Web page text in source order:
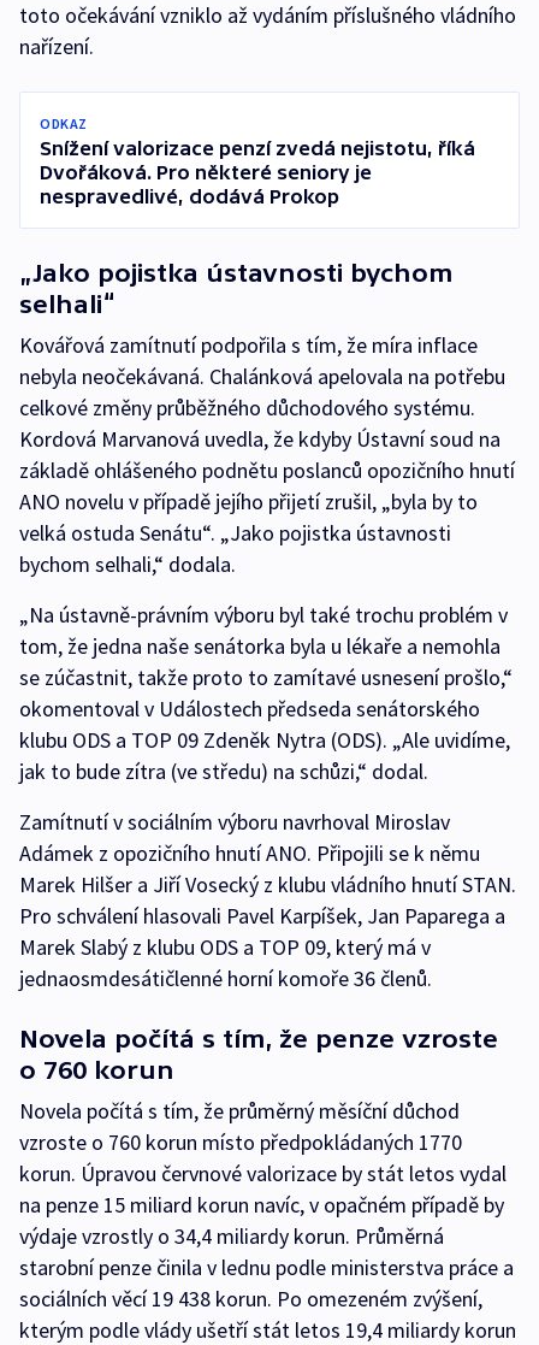
toto očekávání vzniklo až vydáním příslušného vládního
nařízení.
ODKAZ
Snížení valorizace penzí zvedá nejistotu, říká
Dvořáková. Pro některé seniory je
nespravedlivé, dodává Prokop
„Jako pojistka ústavnosti bychom
selhali“
Kovářová zamítnutí podpořila s tím, že míra inflace
nebyla neočekávaná. Chalánková apelovala na potřebu
celkové změny průběžného důchodového systému.
Kordová Marvanová uvedla, že kdyby Ústavní soud na
základě ohlášeného podnětu poslanců opozičního hnutí
ANO novelu v případě jejího přijetí zrušil, „byla by to
velká ostuda Senátu“. „Jako pojistka ústavnosti
bychom selhali,“ dodala.
„Na ústavně-právním výboru byl také trochu problém v
tom, že jedna naše senátorka byla u lékaře a nemohla
se zúčastnit, takže proto to zamítavé usnesení prošlo,“
okomentoval v Událostech předseda senátorského
klubu ODS a TOP 09 Zdeněk Nytra (ODS). „Ale uvidíme,
jak to bude zítra (ve středu) na schůzi,“ dodal.
Zamítnutí v sociálním výboru navrhoval Miroslav
Adámek z opozičního hnutí ANO. Připojili se k němu
Marek Hilšer a Jiří Vosecký z klubu vládního hnutí STAN.
Pro schválení hlasovali Pavel Karpíšek, Jan Paparega a
Marek Slabý z klubu ODS a TOP 09, který má v
jednaosmdesátičlenné horní komoře 36 členů.
Novela počítá s tím, že penze vzroste
o 760 korun
Novela počítá s tím, že průměrný měsíční důchod
vzroste o 760 korun místo předpokládaných 1770
korun. Úpravou červnové valorizace by stát letos vydal
na penze 15 miliard korun navíc, v opačném případě by
výdaje vzrostly o 34,4 miliardy korun. Průměrná
starobní penze činila v lednu podle ministerstva práce a
sociálních věcí 19 438 korun. Po omezeném zvýšení,
kterým podle vlády ušetří stát letos 19,4 miliardy korun